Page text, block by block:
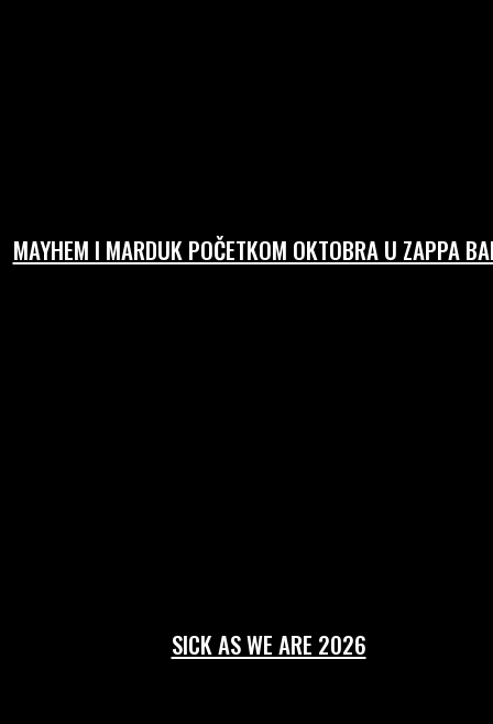
MAYHEM I MARDUK POČETKOM OKTOBRA U ZAPPA
SICK AS WE ARE 2026